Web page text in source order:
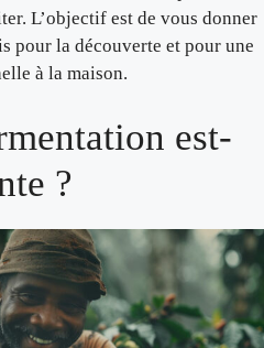
L’objectif est de vous donner
pour la découverte et pour une
à la maison.
est-
?